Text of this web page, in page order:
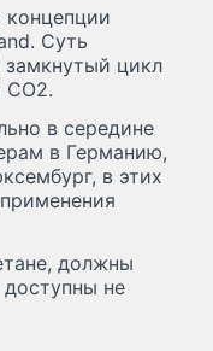
Суть
цикл
в середине
в Германию,
в этих
должны
не